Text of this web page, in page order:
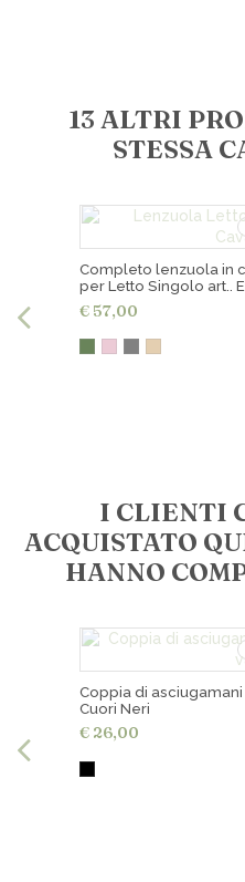
13 ALTRI
STESSA
Completo lenzuola in
per Letto Singolo art..
€ 57,00
I CLIENTI
ACQUISTATO
HANNO
Coppia di
Cuori Neri
€ 26,00